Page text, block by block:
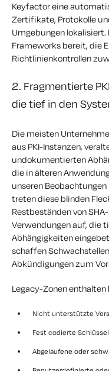
Keyfactor eine
Zertifikate, Protokolle
Umgebungen
Frameworks bereit, die
Richtlinienkontrollen
2. Fragmentierte
die tief in den
Die meisten
aus PKI-Instanzen,
undokumentierten
die in älteren
unseren
treten diese blinden
Restbeständen von
Verwendungen auf, die
Abhängigkeiten
schaffen
Abkündigungen zum
Legacy-Zonen enthalten
Nicht unterstützte
Fest codierte Schlüssel
Abgelaufene oder